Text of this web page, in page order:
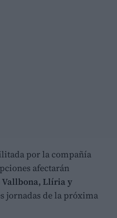
por la compañía
afectarán
Vallbona, Llíria y
jornadas de la próxima